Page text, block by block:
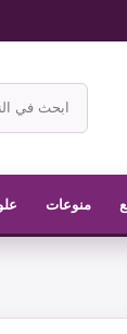
ابحث
في
الناشر
منوعات